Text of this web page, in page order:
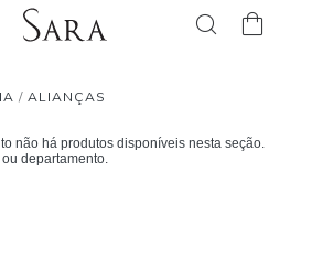
/ALIANÇAS
não há produtos disponíveis nesta seção.
departamento.